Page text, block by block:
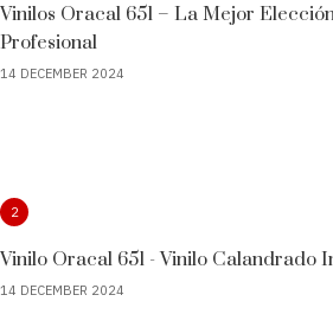
Vinilos Oracal 651 – La Mejor
Profesional
14 DECEMBER 2024
2
Vinilo Oracal 651 - Vinilo Calandrado
14 DECEMBER 2024